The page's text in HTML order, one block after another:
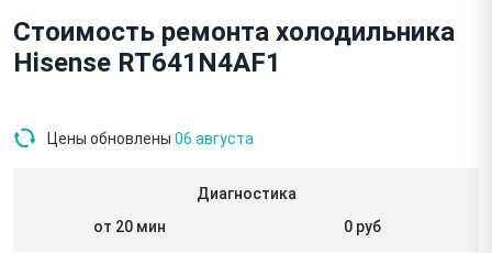
Стоимость ремонта холодильника
Hisense RT641N4AF1
Цены обновлены 06 августа
Диагностика
от 20 мин
0 руб